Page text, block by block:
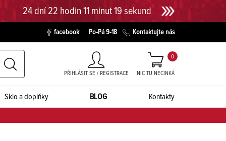
24 dní 22 hodin 11 minut 18 sekund
facebook Po-Pá 9-18 Kontaktujte nás
PŘIHLÁSIT SE / REGISTRACE NIC TU NECINKÁ
0
Sklo a doplňky BLOG Kontakty